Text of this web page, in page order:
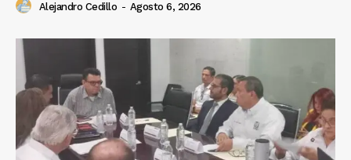
Alejandro Cedillo - Agosto 6, 2026